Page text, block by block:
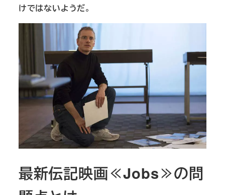
けではないようだ。
最新伝記映画≪Jobs≫の問